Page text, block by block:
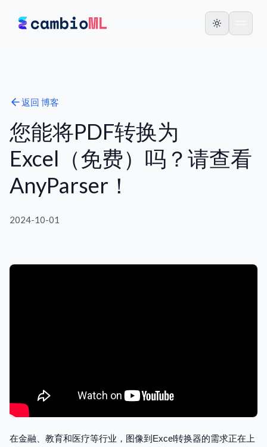
返回 博客
您能将PDF转换为
Excel（免费）吗？请查看
AnyParser！
2024-10-01
在金融、教育和医疗等行业，图像到Excel转换器的需求正在上